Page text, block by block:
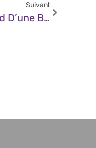
Suivant
JDN – Pourquoi Le Succès De L’IA Agentique Dépend D’une Bonne Gestion Des API